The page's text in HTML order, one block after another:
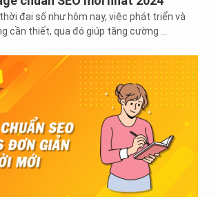
đại số như hôm nay, việc phát triển và
cần thiết, qua đó giúp tăng cường ...